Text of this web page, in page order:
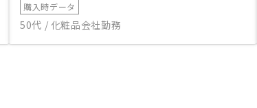
購入時データ
50代 / 化粧品会社勤務